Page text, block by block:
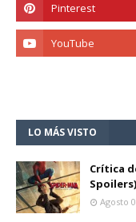
LO MÁS VISTO
Crítica
Spoilers)
Agosto